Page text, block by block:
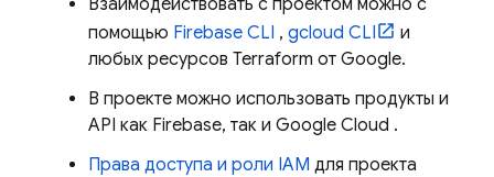
помощью Firebase CLI , gcloud CLI
и
любых ресурсов Terraform от Google.
В проекте можно использовать продукты и
API как Firebase, так и Google Cloud .
Права доступа и роли IAM для проекта